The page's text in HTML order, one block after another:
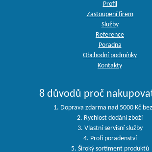
Profil
Zastoupení firem
Služby
Reference
Poradna
Obchodní podmínky
Kontakty
8 důvodů proč
1. Doprava zdarma nad 5000 Kč
2. Rychlost dodání zboží
3. Vlastní servisní služby
4. Profi poradenství
5. Široký sortiment produktů